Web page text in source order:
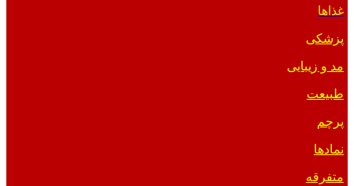
غذاها
پزشکی
مد و زیبایی
طبیعت
پرچم
نمادها
متفرقه